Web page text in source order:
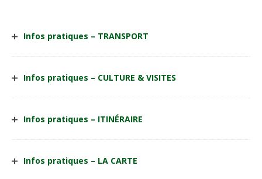
Infos pratiques – TRANSPORT
Infos pratiques – CULTURE & VISITES
Infos pratiques – ITINÉRAIRE
Infos pratiques – LA CARTE